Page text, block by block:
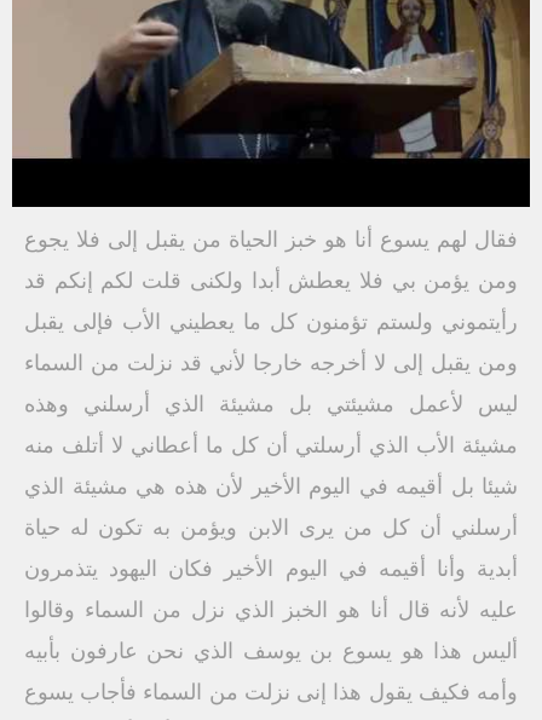
فقال لهم يسوع أنا هو خبز الحياة من يقبل إلى فلا يجوع
ومن يؤمن بي فلا يعطش أبدا ولكنى قلت لكم إنكم قد
رأيتموني ولستم تؤمنون كل ما يعطيني الأب فإلى يقبل
ومن يقبل إلى لا أخرجه خارجا لأني قد نزلت من السماء
ليس لأعمل مشيئتي بل مشيئة الذي أرسلني وهذه
مشيئة الأب الذي أرسلتي أن كل ما أعطاني لا أتلف منه
شيئا بل أقيمه في اليوم الأخير لأن هذه هي مشيئة الذي
أرسلني أن كل من يرى الابن ويؤمن به تكون له حياة
أبدية وأنا أقيمه في اليوم الأخير فكان اليهود يتذمرون
عليه لأنه قال أنا هو الخبز الذي نزل من السماء وقالوا
أليس هذا هو يسوع بن يوسف الذي نحن عارفون بأبيه
وأمه فكيف يقول هذا إنى نزلت من السماء فأجاب يسوع